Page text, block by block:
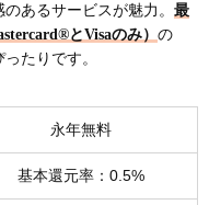
あるサービスが魅力。 最
とVisaのみ） の
たりです。
永年無料
基本還元率：0.5%